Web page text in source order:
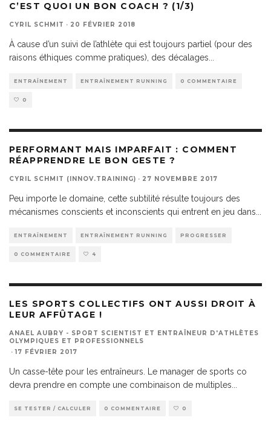
C’EST QUOI UN BON COACH ? (1/3)
CYRIL SCHMIT · 20 FÉVRIER 2018
À cause d’un suivi de l’athlète qui est toujours partiel (pour des
raisons éthiques comme pratiques), des décalages
ENTRAÎNEMENT ENTRAÎNEMENT RUNNING 0 COMMENTAIRE
0
PERFORMANT MAIS IMPARFAIT : COMMENT
RÉAPPRENDRE LE BON GESTE ?
CYRIL SCHMIT (INNOV.TRAINING) · 27 NOVEMBRE 2017
Peu importe le domaine, cette subtilité résulte toujours des
mécanismes conscients et inconscients qui entrent en jeu dans
ENTRAÎNEMENT ENTRAÎNEMENT RUNNING PROGRESSER
0 COMMENTAIRE 4
LES SPORTS COLLECTIFS ONT AUSSI DROIT À
LEUR AFFÛTAGE !
ANAEL AUBRY - SPORT SCIENTIST ET ENTRAÎNEUR D'ATHLÈTES
OLYMPIQUES ET PROFESSIONNELS
· 17 FÉVRIER 2017
Un casse-tête pour les entraîneurs. Le manager de sports co
devra prendre en compte une combinaison de multiples
SE TESTER / CALCULER 0 COMMENTAIRE 0